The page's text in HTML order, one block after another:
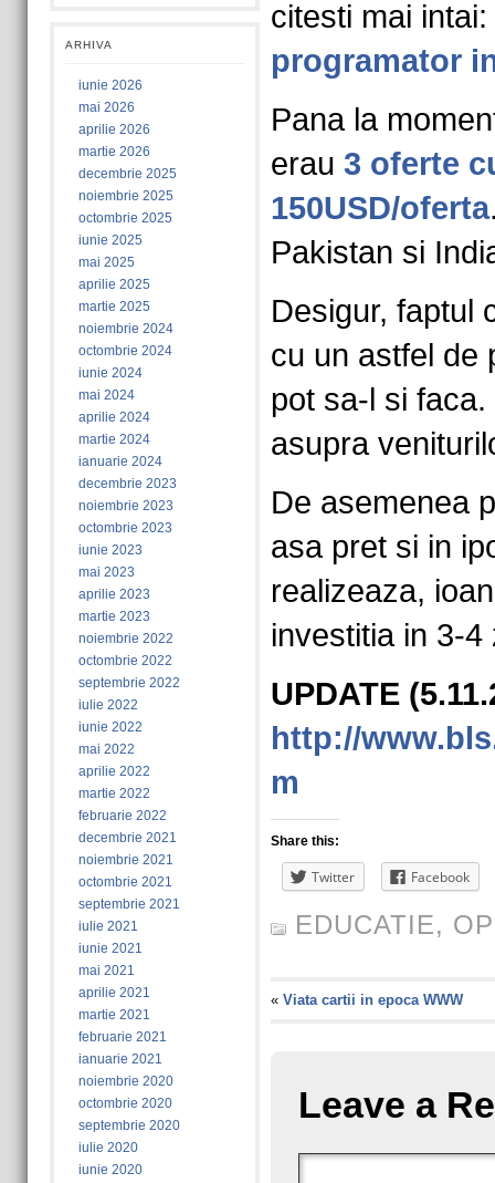
ARHIVA
iunie 2026
mai 2026
aprilie 2026
martie 2026
decembrie 2025
noiembrie 2025
octombrie 2025
iunie 2025
mai 2025
aprilie 2025
martie 2025
noiembrie 2024
octombrie 2024
iunie 2024
mai 2024
aprilie 2024
martie 2024
ianuarie 2024
decembrie 2023
noiembrie 2023
octombrie 2023
iunie 2023
mai 2023
aprilie 2023
martie 2023
noiembrie 2022
octombrie 2022
septembrie 2022
iulie 2022
iunie 2022
mai 2022
aprilie 2022
martie 2022
februarie 2022
decembrie 2021
noiembrie 2021
octombrie 2021
septembrie 2021
iulie 2021
iunie 2021
mai 2021
aprilie 2021
martie 2021
februarie 2021
ianuarie 2021
noiembrie 2020
octombrie 2020
septembrie 2020
iulie 2020
iunie 2020
citesti mai intai:
programator
Pana la
erau 3 oferte
150USD/oferta
Pakistan si
Desigur, faptul
cu un astfel de
pot sa-l si
asupra
De asemenea
asa pret si in
realizeaza,
investitia in 3-4
UPDATE
http://
m
Share this:
Twitter Facebook
EDUCATIE,
« Viata cartii in epoca WWW
Leave a